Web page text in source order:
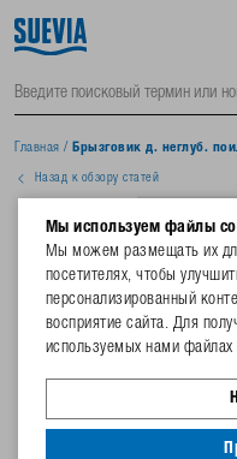
Главная / Брызговик д. неглуб.
Назад к обзору статей
Мы используем файлы
Мы можем размещать их
посетителях, чтобы
персонализированный
восприятие сайта. Для
используемых нами файлах